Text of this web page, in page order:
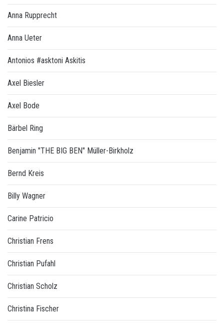
Anna Rupprecht
Anna Ueter
Antonios #asktoni Askitis
Axel Biesler
Axel Bode
Bärbel Ring
Benjamin "THE BIG BEN" Müller-Birkholz
Bernd Kreis
Billy Wagner
Carine Patricio
Christian Frens
Christian Pufahl
Christian Scholz
Christina Fischer